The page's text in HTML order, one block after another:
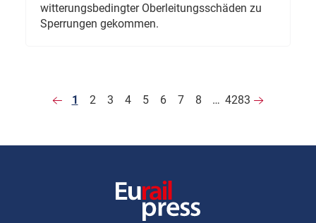
witterungsbedingter Oberleitungsschäden zu
Sperrungen gekommen.
1 2 3 4 5 6 7 8 … 4283